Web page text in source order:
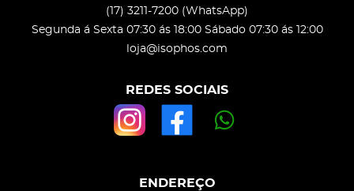
(17) 3211-7200 (WhatsApp)
Segunda á Sexta 07:30 ás 18:00 Sábado 07:30 ás 12:00
loja@isophos.com
REDES SOCIAIS
ENDEREÇO